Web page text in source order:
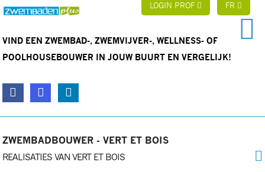
LOGIN PROF FR
VIND EEN ZWEMBAD-, ZWEMVIJVER-, WELLNESS- OF
POOLHOUSEBOUWER IN JOUW BUURT EN VERGELIJK!
ZWEMBADBOUWER - VERT ET BOIS
REALISATIES VAN VERT ET BOIS